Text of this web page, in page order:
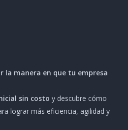
la manera en que tu empresa
sin costo y descubre cómo
lograr más eficiencia, agilidad y